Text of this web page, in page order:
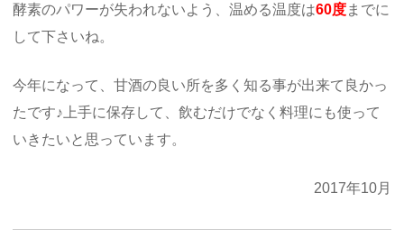
酵素のパワーが失われないよう、温める温度は60度までに
して下さいね。
今年になって、甘酒の良い所を多く知る事が出来て良かっ
たです♪上手に保存して、飲むだけでなく料理にも使って
いきたいと思っています。
2017年10月